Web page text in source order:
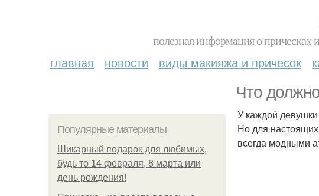
полезная информация о прическах
главная новости виды макияжа и причесок
Что
Популярные материалы
Шикарный подарок для любимых,
будь то 14 февраля, 8 марта или
день рождения!
У каждой девушки
Но для
всегда модными